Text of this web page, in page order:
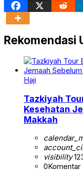
Rekomendasi
Haji
Tazkiyah
Kesehatan
Makkah
visibility
0Komentar